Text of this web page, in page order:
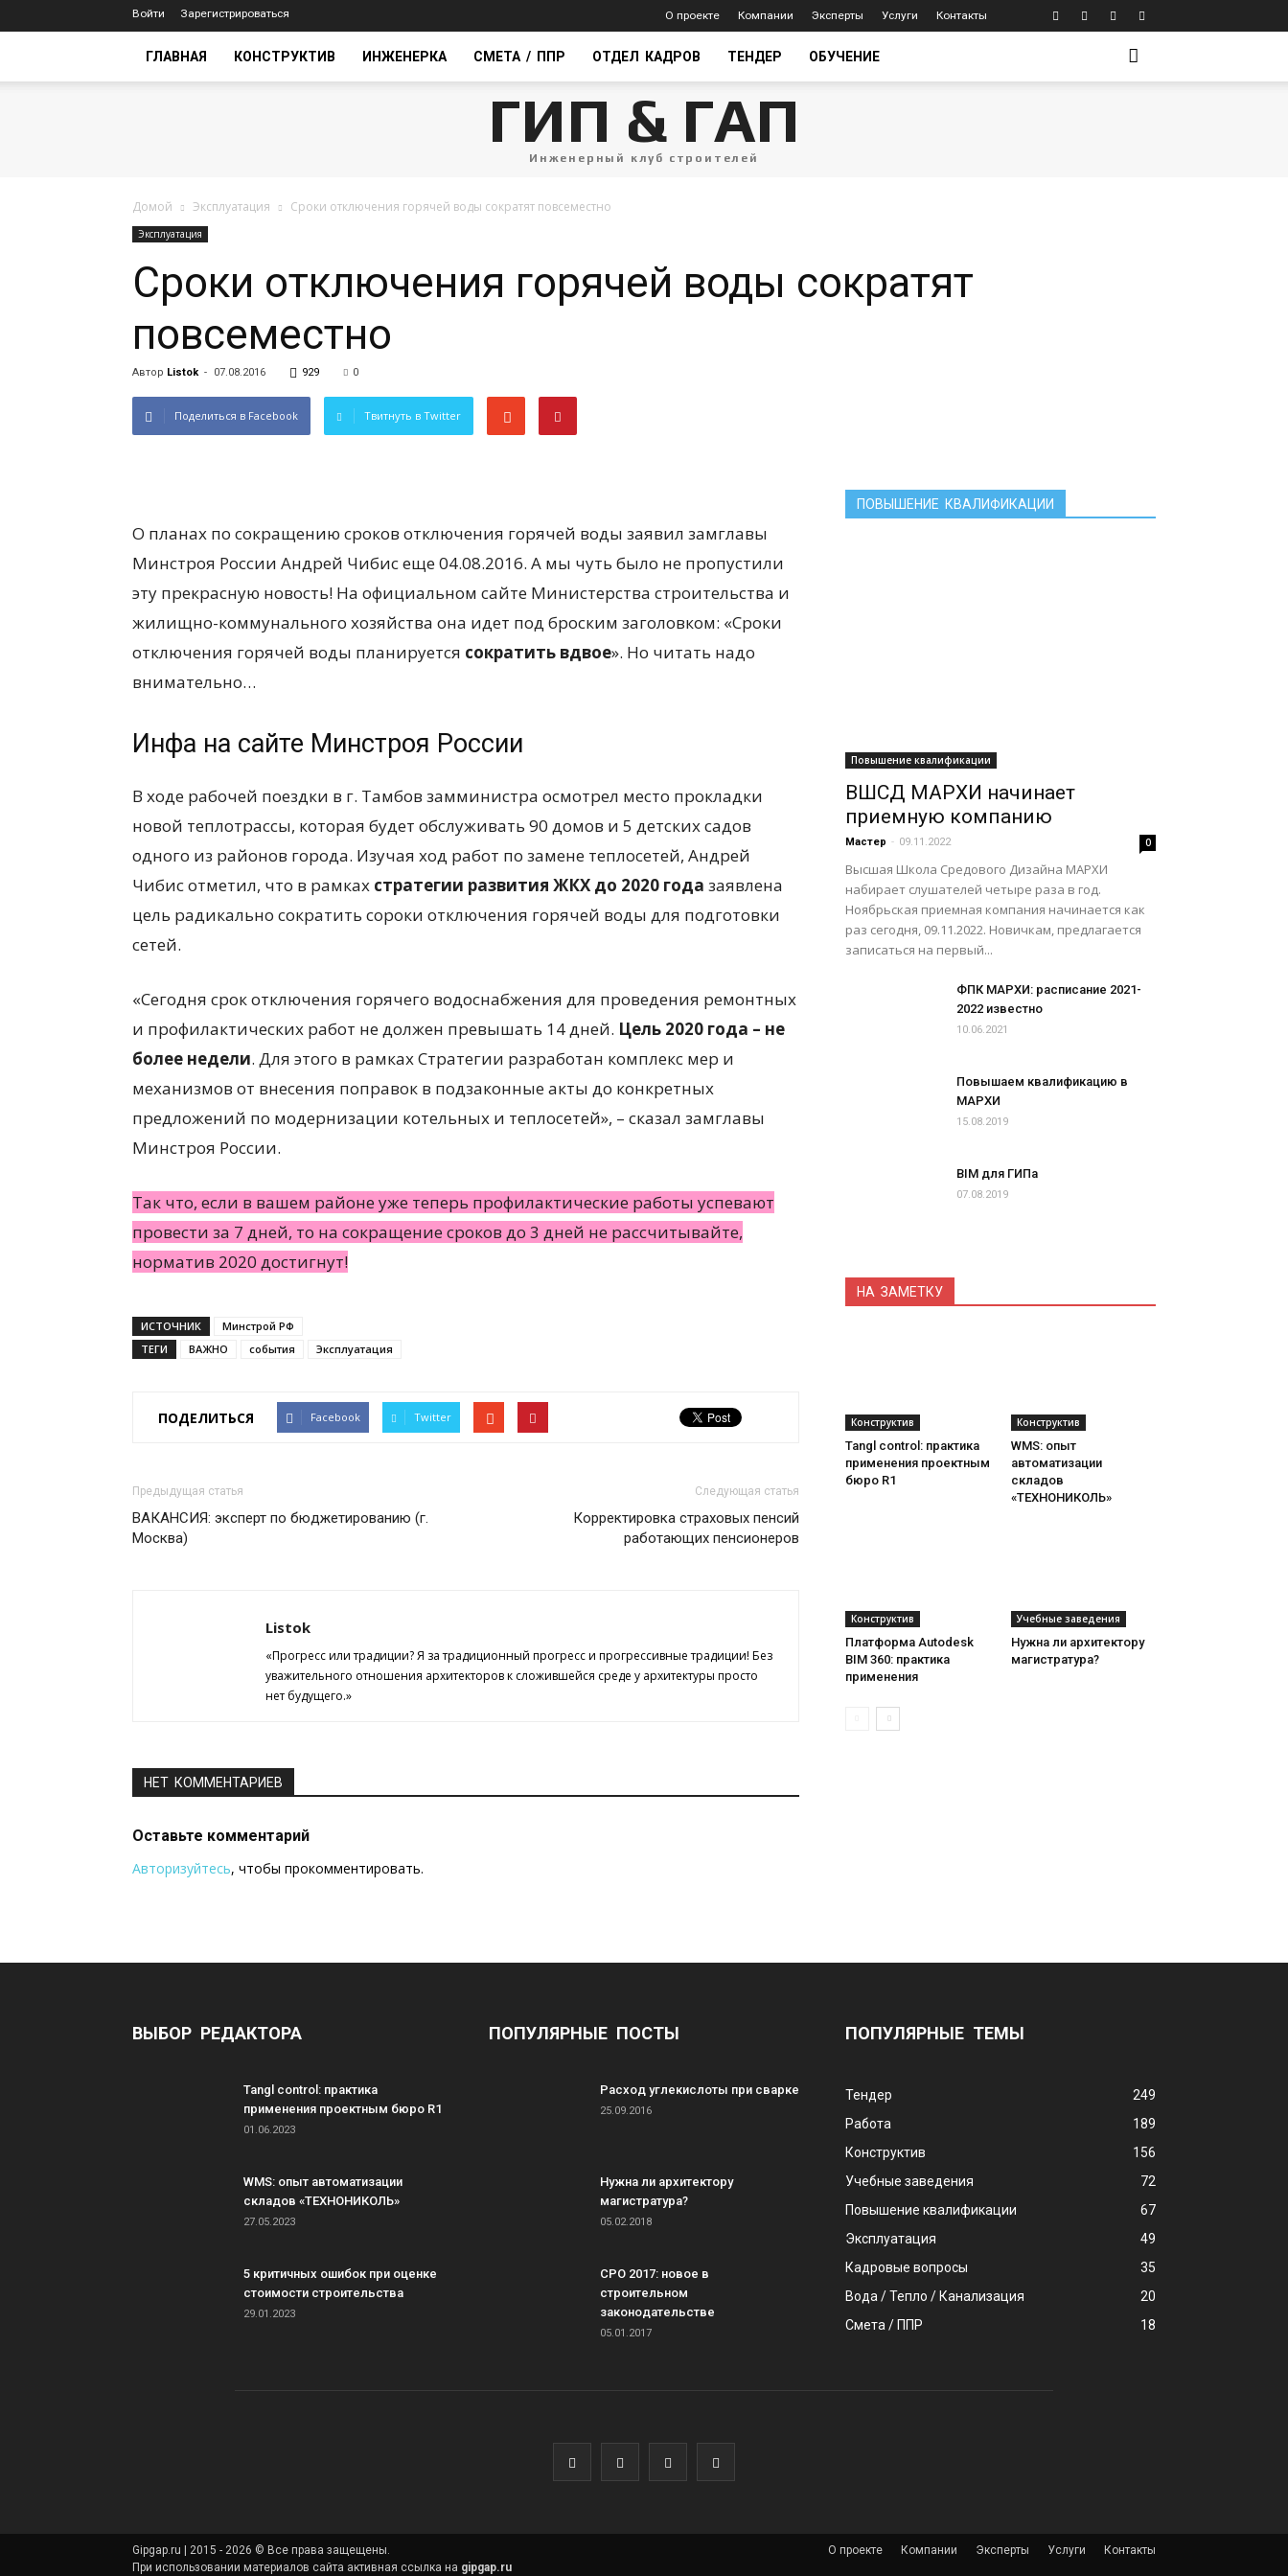
Войти Зарегистрироваться О проекте Компании Эксперты Услуги Контакты
ГЛАВНАЯ КОНСТРУКТИВ ИНЖЕНЕРКА СМЕТА / ППР ОТДЕЛ КАДРОВ ТЕНДЕР ОБУЧЕНИЕ
ГИП & ГАП
Инженерный клуб строителей
Домой Эксплуатация Сроки отключения горячей воды сократят повсеместно
Эксплуатация
Сроки отключения горячей воды сократят
повсеместно
Автор Listok - 07.08.2016 929 0
Поделиться в Facebook Твитнуть в Twitter
О планах по сокращению сроков отключения горячей воды заявил замглавы
Минстроя России Андрей Чибис еще 04.08.2016. А мы чуть было не пропустили
эту прекрасную новость! На официальном сайте Министерства строительства и
жилищно-коммунального хозяйства она идет под броским заголовком: «Сроки
отключения горячей воды планируется сократить вдвое». Но читать надо
внимательно…
Инфа на сайте Минстроя России
В ходе рабочей поездки в г. Тамбов замминистра осмотрел место прокладки
новой теплотрассы, которая будет обслуживать 90 домов и 5 детских садов
одного из районов города. Изучая ход работ по замене теплосетей, Андрей
Чибис отметил, что в рамках стратегии развития ЖКХ до 2020 года заявлена
цель радикально сократить сороки отключения горячей воды для подготовки
сетей.
«Сегодня срок отключения горячего водоснабжения для проведения ремонтных
и профилактических работ не должен превышать 14 дней. Цель 2020 года – не
более недели. Для этого в рамках Стратегии разработан комплекс мер и
механизмов от внесения поправок в подзаконные акты до конкретных
предложений по модернизации котельных и теплосетей», – сказал замглавы
Минстроя России.
Так что, если в вашем районе уже теперь профилактические работы успевают
провести за 7 дней, то на сокращение сроков до 3 дней не рассчитывайте,
норматив 2020 достигнут!
ИСТОЧНИК
Минстрой РФ
ТЕГИ
ВАЖНО события Эксплуатация
ПОДЕЛИТЬСЯ Facebook Twitter
Предыдущая статья
ВАКАНСИЯ: эксперт по бюджетированию (г.
Москва)
Следующая статья
Корректировка страховых пенсий
работающих пенсионеров
Listok
«Прогресс или традиции? Я за традиционный прогресс и прогрессивные традиции! Без
уважительного отношения архитекторов к сложившейся среде у архитектуры просто
нет будущего.»
НЕТ КОММЕНТАРИЕВ
Оставьте комментарий
Авторизуйтесь, чтобы прокомментировать.
ПОВЫШЕНИЕ КВАЛИФИКАЦИИ
Повышение квалификации
ВШСД МАРХИ начинает
приемную компанию
Мастер - 09.11.2022 0
Высшая Школа Средового Дизайна МАРХИ
набирает слушателей четыре раза в год.
Ноябрьская приемная компания начинается как
раз сегодня, 09.11.2022. Новичкам, предлагается
записаться на первый...
ФПК МАРХИ: расписание 2021-
2022 известно
10.06.2021
Повышаем квалификацию в
МАРХИ
15.08.2019
BIM для ГИПа
07.08.2019
НА ЗАМЕТКУ
Конструктив
Tangl control: практика
применения проектным
бюро R1
Конструктив
WMS: опыт
автоматизации
складов
«ТЕХНОНИКОЛЬ»
Конструктив
Платформа Autodesk
BIM 360: практика
применения
Учебные заведения
Нужна ли архитектору
магистратура?
ВЫБОР РЕДАКТОРА
Tangl control: практика
применения проектным бюро R1
01.06.2023
WMS: опыт автоматизации
складов «ТЕХНОНИКОЛЬ»
27.05.2023
5 критичных ошибок при оценке
стоимости строительства
29.01.2023
ПОПУЛЯРНЫЕ ПОСТЫ
Расход углекислоты при сварке
25.09.2016
Нужна ли архитектору
магистратура?
05.02.2018
СРО 2017: новое в
строительном
законодательстве
05.01.2017
ПОПУЛЯРНЫЕ ТЕМЫ
Тендер
249
Работа
189
Конструктив
156
Учебные заведения
72
Повышение квалификации
67
Эксплуатация
49
Кадровые вопросы
35
Вода / Тепло / Канализация
20
Смета / ППР
18
О проекте Компании Эксперты Услуги Контакты
Gipgap.ru | 2015 - 2026 © Все права защещены.
При использовании материалов сайта активная ссылка на gipgap.ru